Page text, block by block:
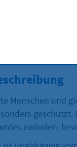
müssen Sie
Menschen und
einholen,